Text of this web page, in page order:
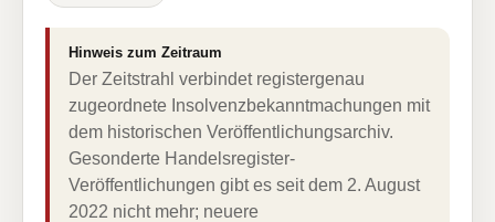
Hinweis zum Zeitraum
Der Zeitstrahl verbindet registergenau
zugeordnete Insolvenzbekanntmachungen mit
dem historischen Veröffentlichungsarchiv.
Gesonderte Handelsregister-
Veröffentlichungen gibt es seit dem 2. August
2022 nicht mehr; neuere